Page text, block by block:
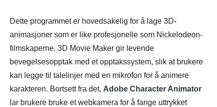
Dette programmet er hovedsakelig for å lage 3D-
animasjoner som er like profesjonelle som Nickelodeon-
filmskaperne. 3D Movie Maker gir levende
bevegelsesopptak med et opptakssystem, slik at brukere
kan legge til talelinjer med en mikrofon for å animere
karakteren. Bortsett fra det, Adobe Character Animator
lar brukere bruke et webkamera for å fange uttrykket